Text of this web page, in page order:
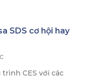
SDS cơ hội hay
CES với các